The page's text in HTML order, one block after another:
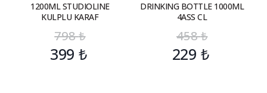
1200ML STUDIOLINE
KULPLU KARAF
798₺
399₺
DRINKING BOTTLE 1000ML
4ASS CL
458₺
229 ₺